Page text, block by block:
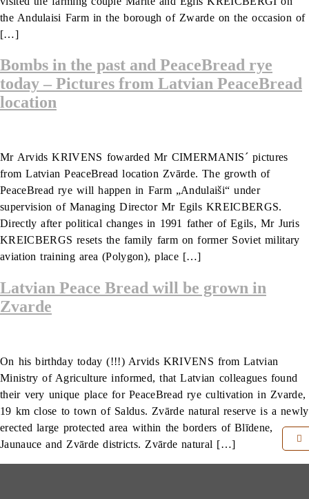
the Andulaisi Farm in the borough of Zwarde on the occasion of
[…]
Bombs in the past and PeaceBread rye
today – Pictures from Latvian PeaceBread
location
Mr Arvids KRIVENS fowarded Mr CIMERMANIS´ pictures
from Latvian PeaceBread location Zvārde. The growth of
PeaceBread rye will happen in Farm „Andulaiši“ under
supervision of Managing Director Mr Egils KREICBERGS.
Directly after political changes in 1991 father of Egils, Mr Juris
KREICBERGS resets the family farm on former Soviet military
aviation training area (Polygon), place […]
Latvian Peace Bread will be grown in
Zvarde
On his birthday today (!!!) Arvids KRIVENS from Latvian
Ministry of Agriculture informed, that Latvian colleagues found
their very unique place for PeaceBread rye cultivation in Zvarde,
19 km close to town of Saldus. Zvārde natural reserve is a newly
erected large protected area within the borders of Blīdene,
Jaunauce and Zvārde districts. Zvārde natural […]